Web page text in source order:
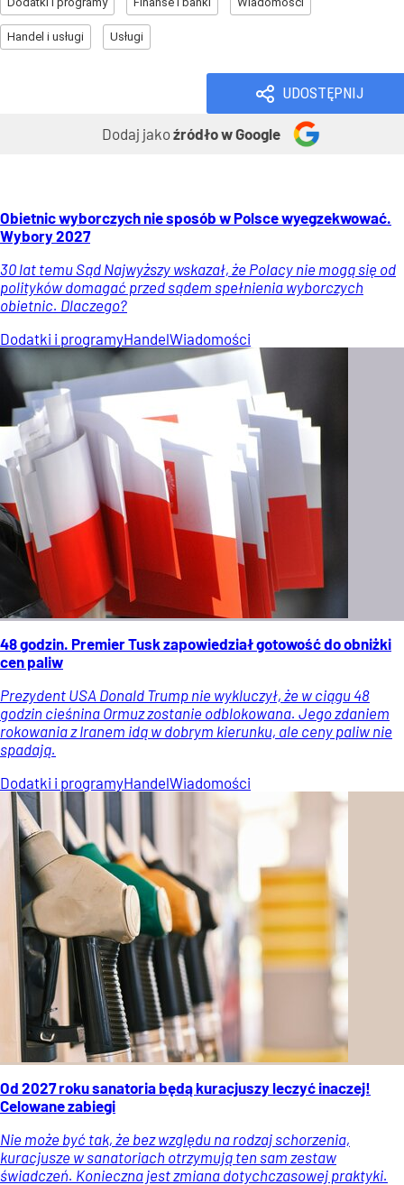
Handel i usługi Usługi
UDOSTĘPNIJ
Dodaj jakoźródło w Google
Obietnic wyborczych nie sposób w Polsce wyegzekwować.
Wybory 2027
30 lat temu Sąd Najwyższy wskazał, że Polacy nie mogą się od
polityków domagać przed sądem spełnienia wyborczych
obietnic. Dlaczego?
Dodatki i programyHandelWiadomości
48 godzin. Premier Tusk zapowiedział gotowość do obniżki
cen paliw
Prezydent USA Donald Trump nie wykluczył, że w ciągu 48
godzin cieśnina Ormuz zostanie odblokowana. Jego zdaniem
rokowania z Iranem idą w dobrym kierunku, ale ceny paliw nie
spadają.
Dodatki i programyHandelWiadomości
Od 2027 roku sanatoria będą kuracjuszy leczyć inaczej!
Celowane zabiegi
Nie może być tak, że bez względu na rodzaj schorzenia,
kuracjusze w sanatoriach otrzymują ten sam zestaw
świadczeń. Konieczna jest zmiana dotychczasowej praktyki.